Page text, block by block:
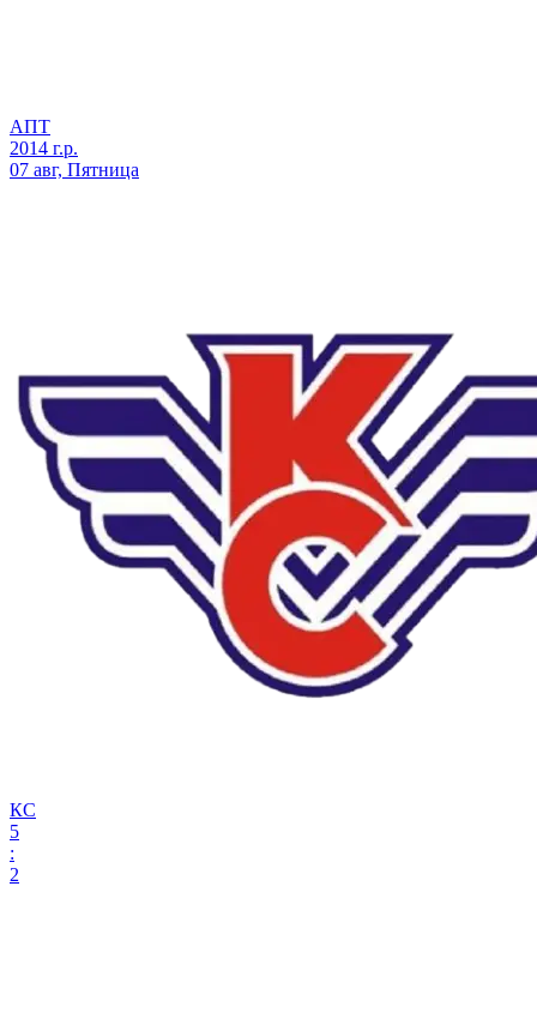
АПТ
2014 г.р.
07 авг, Пятница
КС
5
:
2